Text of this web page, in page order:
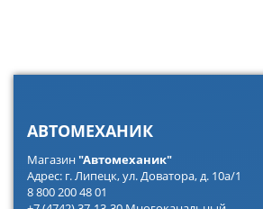
АВТОМЕХАНИК
Магазин"Автомеханик"
Адрес: г. Липецк, ул. Доватора, д. 10а/1
8 800 200 48 01